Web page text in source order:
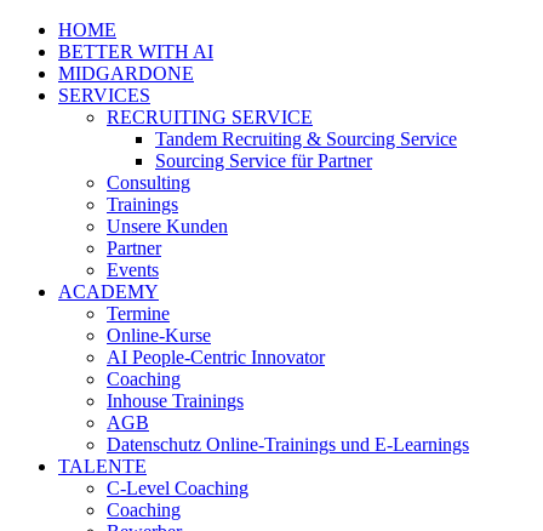
HOME
BETTER WITH AI
MIDGARDONE
SERVICES
RECRUITING SERVICE
Tandem Recruiting & Sourcing Service
Sourcing Service für Partner
Consulting
Trainings
Unsere Kunden
Partner
Events
ACADEMY
Termine
Online-Kurse
AI People-Centric Innovator
Coaching
Inhouse Trainings
AGB
Datenschutz Online-Trainings und E-Learnings
TALENTE
C-Level Coaching
Coaching